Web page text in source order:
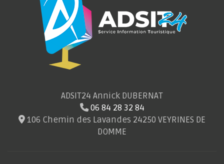
ADSIT24 Annick DUBERNAT
06 84 28 32 84
106 Chemin des Lavandes 24250 VEYRINES DE
DOMME